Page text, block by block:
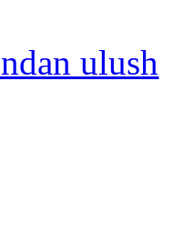
ulush